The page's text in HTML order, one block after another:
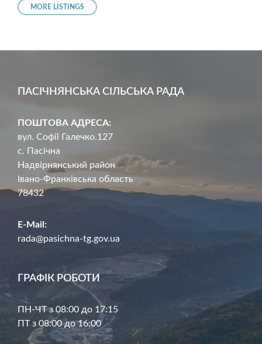
MORE LISTINGS
ПАСІЧНЯНСЬКА СІЛЬСЬКА РАДА
ПОШТОВА АДРЕСА:
вул. Софії Галечко.127
с. Пасічна
Надвірнянський район
Івано-Франківська область
78432
E-Mail:
rada@pasichna-tg.gov.ua
ГРАФІК РОБОТИ
ПН-ЧТ з 08:00 до 17:15
ПТ з 08:00 до 16:00